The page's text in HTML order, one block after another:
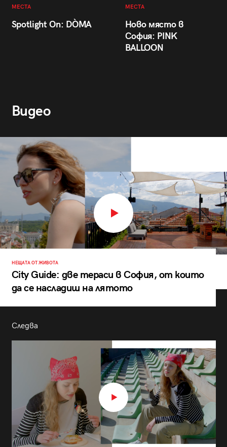
МЕСТА
Spotlight On: DÒMA
МЕСТА
Ново място в
София: PINK
BALLOON
Видео
НЕЩАТА ОТ ЖИВОТА
City Guide: две тераси в София, от които
да се насладиш на лятото
Следва